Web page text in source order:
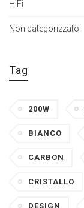
HiFi
Non categorizzato
Tag
200W
BIANCO
CARBON
CRISTALLO
DESIGN